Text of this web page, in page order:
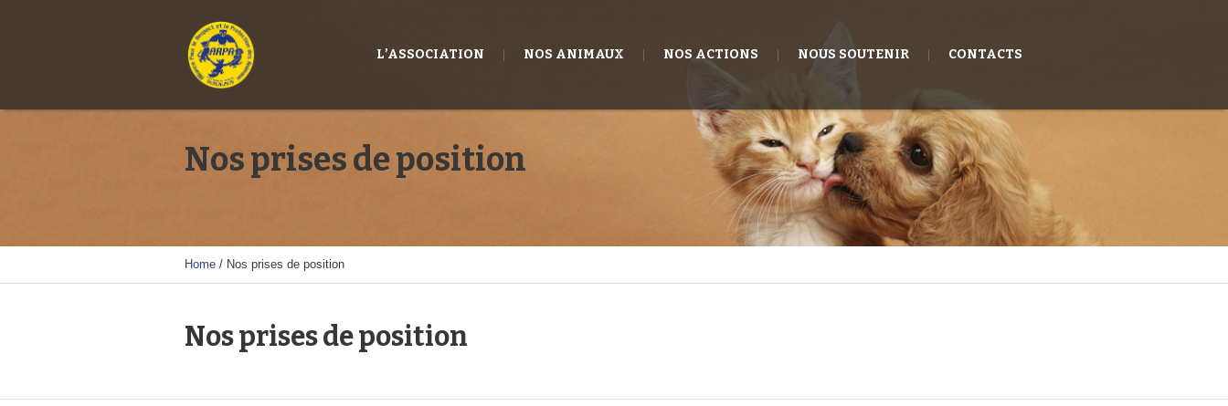
L’ASSOCIATION NOS ANIMAUX NOS ACTIONS NOUS SOUTENIR CONTACTS
Nos prises de position
Home / Nos prises de position
Nos prises de position